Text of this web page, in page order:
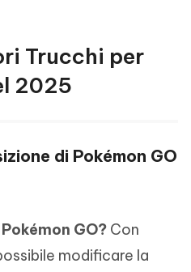
Trucchi per
2025
di Pokémon GO
GO? Con
modificare la